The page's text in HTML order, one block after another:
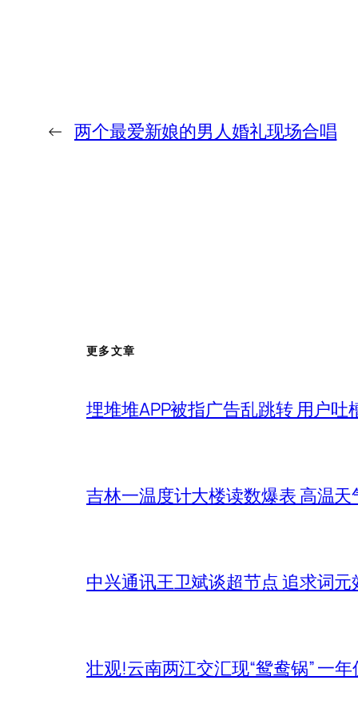
← 两个最爱新娘的男人婚礼现场合唱
更多文章
埋堆堆APP被指广告乱跳转 用户吐
吉林一温度计大楼读数爆表 高温
中兴通讯王卫斌谈超节点 追求词元
壮观!云南两江交汇现“鸳鸯锅” 一